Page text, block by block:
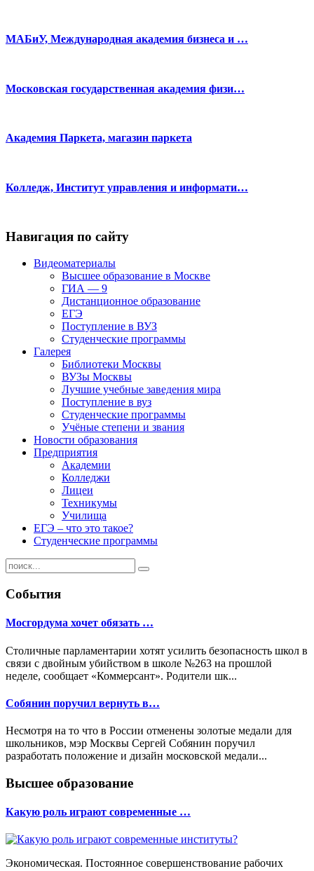
МАБиУ, Международная академия бизнеса и …
Московская государственная академия физи…
Академия Паркета, магазин паркета
Колледж, Институт управления и информати…
Навигация по сайту
Видеоматериалы
Высшее образование в Москве
ГИА — 9
Дистанционное образование
ЕГЭ
Поступление в ВУЗ
Студенческие программы
Галерея
Библиотеки Москвы
ВУЗы Москвы
Лучшие учебные заведения мира
Поступление в вуз
Студенческие программы
Учёные степени и звания
Новости образования
Предприятия
Академии
Колледжи
Лицеи
Техникумы
Училища
ЕГЭ – что это такое?
Студенческие программы
События
Мосгордума хочет обязать …
Столичные парламентарии хотят усилить безопасность школ в
связи с двойным убийством в школе №263 на прошлой
неделе, сообщает «Коммерсант». Родители шк...
Собянин поручил вернуть в…
Несмотря на то что в России отменены золотые медали для
школьников, мэр Москвы Сергей Собянин поручил
разработать положение и дизайн московской медали...
Высшее образование
Какую роль играют современные …
Экономическая. Постоянное совершенствование рабочих